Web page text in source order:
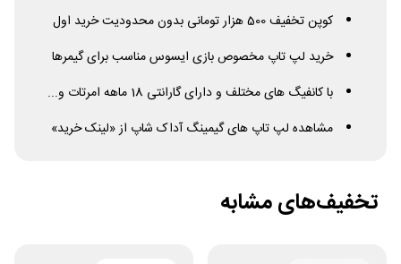
کوپن تخفیف 500 هزار تومانی بدون محدودیت خرید اول
خرید لپ تاپ مخصوص بازی ایسوس مناسب برای گیمرها
با کانفیگ های مختلف و دارای گارانتی 18 ماهه امرتات و...
مشاهده لپ تاپ های گیمینگ آداک شاپ از «لینک خرید»
تخفیف‌های مشابه